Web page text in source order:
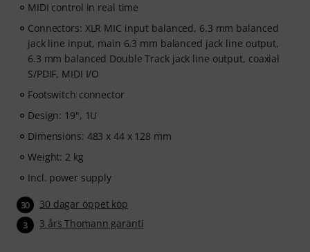
MIDI control in real time
Connectors: XLR MIC input balanced, 6.3 mm balanced
jack line input, main 6.3 mm balanced jack line output,
6.3 mm balanced Double Track jack line output, coaxial
S/PDIF, MIDI I/O
Footswitch connector
Design: 19", 1U
Dimensions: 483 x 44 x 128 mm
Weight: 2 kg
Incl. power supply
30 30 dagar öppet köp
3 3 års Thomann garanti